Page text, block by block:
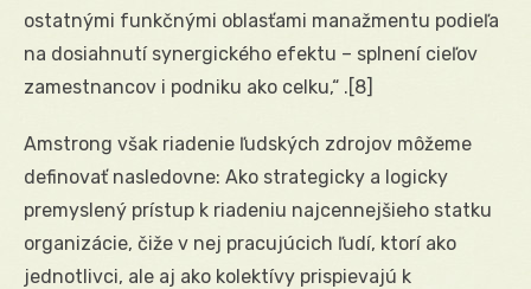
ostatnými funkčnými oblasťami manažmentu podieľa
na dosiahnutí synergického efektu – splnení cieľov
zamestnancov i podniku ako celku,“ . [8]
Amstrong však riadenie ľudských zdrojov môžeme
definovať nasledovne: Ako strategicky a logicky
premyslený prístup k riadeniu najcennejšieho statku
organizácie, čiže v nej pracujúcich ľudí, ktorí ako
jednotlivci, ale aj ako kolektívy prispievajú k